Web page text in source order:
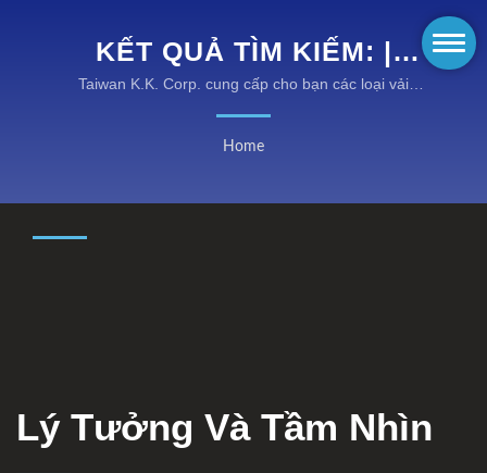
KẾT QUẢ TÌM KIẾM: |
KHÁM PHÁ TRANG PHỤC
AN TOÀN CHỐNG CHÁY
CHỐNG CHÁY TIÊN TIẾN
Taiwan K.K. Corp. cung cấp cho bạn các loại vải
phục bảo hộ hiệu suất cao với chi phí hợp lý.
Home
Lý Tưởng Và Tầm Nhìn